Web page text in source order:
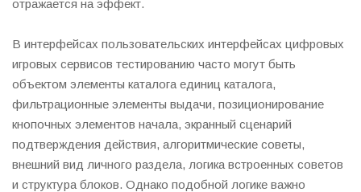
отражается на эффект.
В интерфейсах пользовательских интерфейсах цифровых
игровых сервисов тестированию часто могут быть
объектом элементы каталога единиц каталога,
фильтрационные элементы выдачи, позиционирование
кнопочных элементов начала, экранный сценарий
подтверждения действия, алгоритмические советы,
внешний вид личного раздела, логика встроенных советов
и структура блоков. Однако подобной логике важно